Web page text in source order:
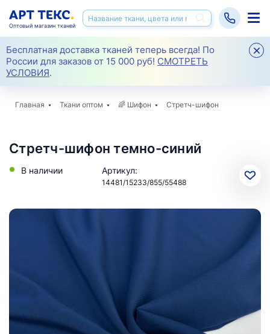
Бесплатная доставка тканей теперь всегда! По
России для заказов от 15 000 руб! СМОТРЕТЬ
УСЛОВИЯ.
Оптовый магазин тканей
Главная Ткани оптом 🌈 Шифон Стретч-шифон
Стретч-шифон темно-синий
В наличии Артикул:
14481/15233/855/55488